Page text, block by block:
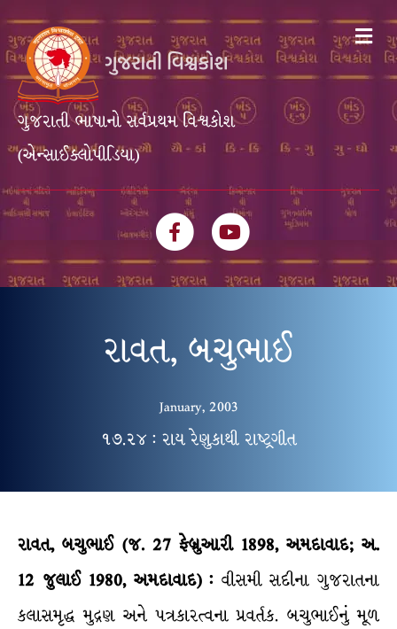
ગુજરાતી ભાષાનો સર્વપ્રથમ વિશ્વકોશ
(એન્સાઈક્લોપીડિયા)
FacebookYoutube
રાવત, બચુભાઈ
January, 2003
૧૭.૨૪ : રાય રેણુકાથી રાષ્ટ્રગીત
રાવત, બચુભાઈ (જ. 27 ફેબ્રુઆરી 1898, અમદાવાદ; અ.
12 જુલાઈ 1980, અમદાવાદ) : વીસમી સદીના ગુજરાતના
કલાસમૃદ્ધ મુદ્રણ અને પત્રકારત્વના પ્રવર્તક. બચુભાઈનું મૂળ